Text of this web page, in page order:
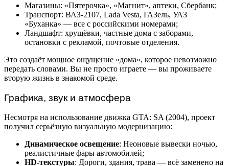
Магазины: «Пятерочка», «Магнит», аптеки, Сбербанк;
Транспорт: ВАЗ-2107, Lada Vesta, ГАЗель, УАЗ
«Буханка» — все с российскими номерами;
Ландшафт: хрущёвки, частные дома с заборами,
остановки с рекламой, почтовые отделения.
Это создаёт мощное ощущение «дома», которое невозможно
передать словами. Вы не просто играете — вы проживаете
вторую жизнь в знакомой среде.
Графика, звук и атмосфера
Несмотря на использование движка GTA: SA (2004), проект
получил серьёзную визуальную модернизацию:
Динамическое освещение: Неоновые вывески ночью,
реалистичные фары автомобилей;
HD-текстуры: Дороги, здания, трава — всё заменено на